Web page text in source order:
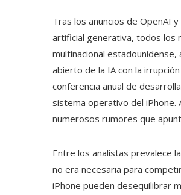
Tras los anuncios de OpenAI
artificial generativa, todos los
multinacional
abierto de la IA con la
conferencia anual de
sistema operativo del iPhone.
numerosos rumores que
Entre los analistas prevalece
no era necesaria para
iPhone pueden desequilibrar